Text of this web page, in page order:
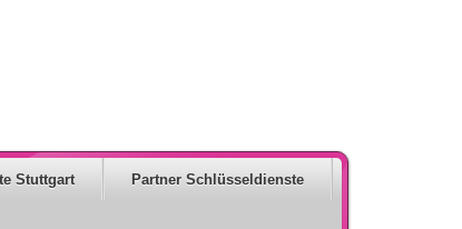
Stuttgart Partner Schlüsseldienste